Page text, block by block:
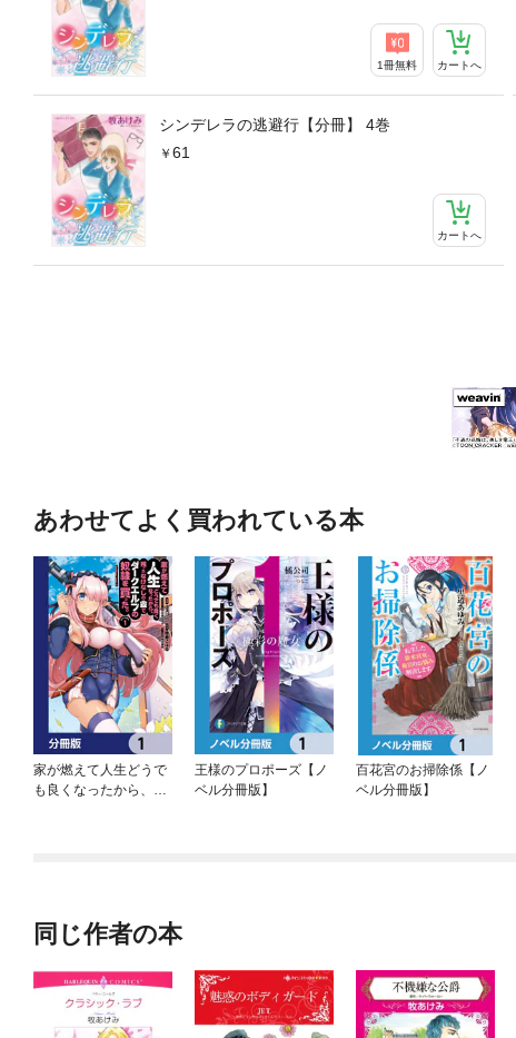
1冊無料 カートへ
シンデレラの逃避行【分冊】 4巻
61
カートへ
あわせてよく買われている本
家が燃えて人生どうで
も良くなったから、残
王様のプロポーズ【ノ
ベル分冊版】
百花宮のお掃除係【ノ
ベル分冊版】
同じ作者の本